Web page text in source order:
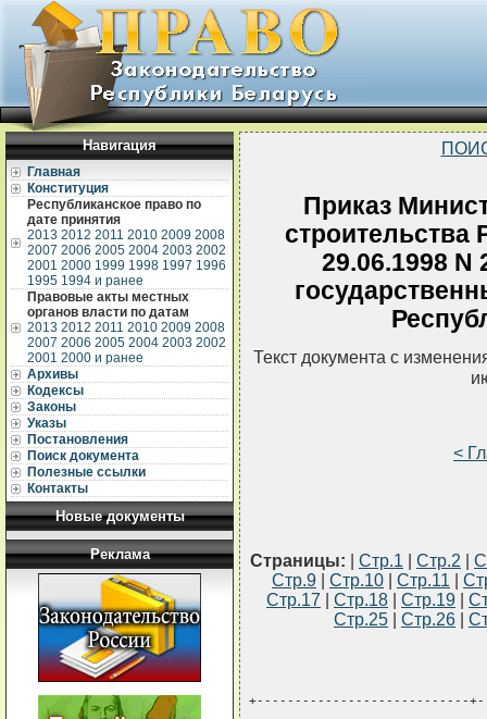
Навигация
Главная
Конституция
Республиканское право по
дате принятия
2013 2012 2011 2010 2009 2008
2007 2006 2005 2004 2003 2002
2001 2000 1999 1998 1997 1996
1995 1994 и ранее
Правовые акты местных
органов власти по датам
2013 2012 2011 2010 2009 2008
2007 2006 2005 2004 2003 2002
2001 2000 и ранее
Архивы
Кодексы
Законы
Указы
Постановления
Поиск документа
Полезные ссылки
Контакты
Новые документы
Реклама
Приказ
строительства
29.06.1998
Текст документа с
<
Страницы: Стр.1 Стр.2
Стр.9
Стр.10 Стр.11
Стр.17
Стр.18 Стр.19
Стр.25
Стр.26
+----------------------------